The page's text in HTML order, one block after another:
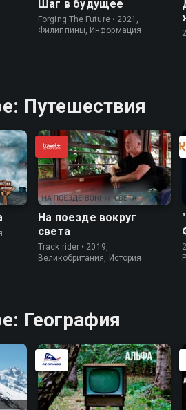
Шаг в будущее
Forging The Future • 2021,
Филиппины, Информация
Путешествия
На поезде вокруг
света
Track rider • 2019,
Великобритания, История
География